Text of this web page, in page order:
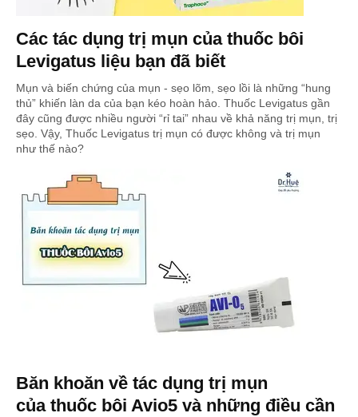
Các tác dụng trị mụn của thuốc bôi
Levigatus liệu bạn đã biết
Mụn và biến chứng của mụn - sẹo lõm, sẹo lồi là những “hung
thủ” khiến làn da của bạn kéo hoàn hảo. Thuốc Levigatus gần
đây cũng được nhiều người “rỉ tai” nhau về khả năng trị mụn, trị
sẹo. Vậy, Thuốc Levigatus trị mụn có được không và trị mụn
như thế nào?
Băn khoăn về tác dụng trị mụn
của thuốc bôi Avio5 và những điều cần